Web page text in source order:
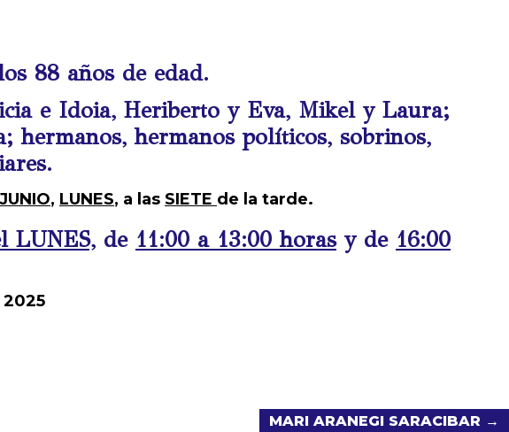
88 años de edad.
e Idoia, Heriberto y Eva, Mikel y Laura;
hermanos, hermanos políticos, sobrinos,
, LUNES, a las SIETE de la tarde.
LUNES,de 11:00 a 13:00 horasy de 16:00
MARI ARANEGI SARACIBAR →